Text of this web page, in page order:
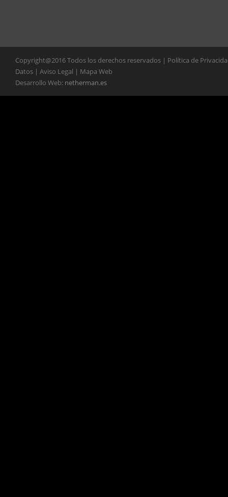
Copyright@2016 Todos los derechos reservados | Política de
Datos | Aviso Legal | Mapa Web
Desarrollo Web: netherman.es